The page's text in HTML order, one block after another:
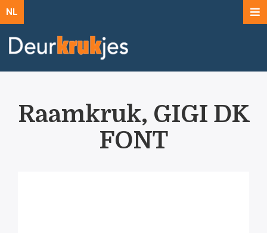
NL
Raamkruk, GIGI DK
FONT